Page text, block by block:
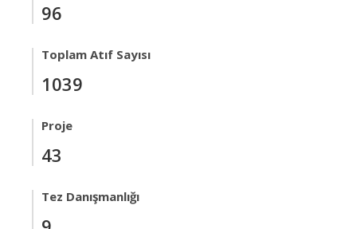
96
Toplam Atıf Sayısı
1039
Proje
43
Tez Danışmanlığı